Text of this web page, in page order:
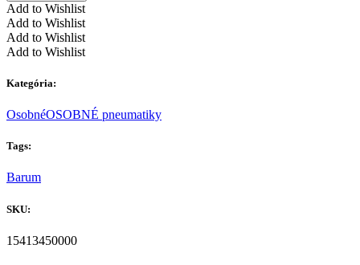
Add to Wishlist
Add to Wishlist
Add to Wishlist
Add to Wishlist
Kategória:
OsobnéOSOBNÉ pneumatiky
Tags:
Barum
SKU:
15413450000